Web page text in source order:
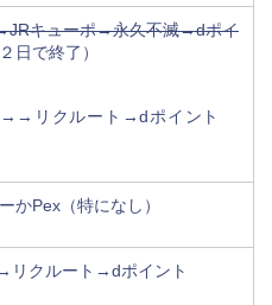
キューポ→永久不滅→dポイ
日で終了）
→→リクルート→dポイント
かPex（特になし）
リクルート→dポイント